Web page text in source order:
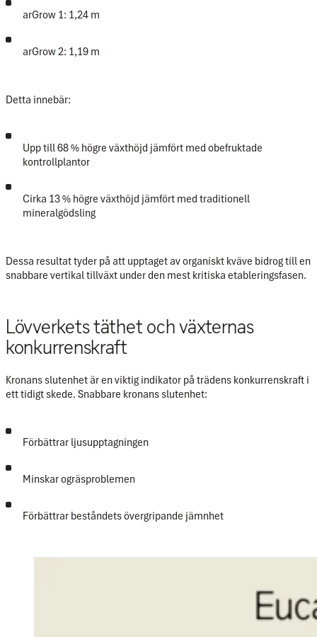
arGrow 1: 1,24 m
arGrow 2: 1,19 m
Detta innebär:
Upp till68 % högre växthöjd jämfört med obefruktade
kontrollplantor
Cirka 13 % högre växthöjd jämfört med traditionell
mineralgödsling
Dessa resultat tyder på att upptaget av organiskt kväve bidrog till en
snabbare vertikal tillväxt under den mest kritiska etableringsfasen.
Lövverkets täthet och växternas
konkurrenskraft
Kronans slutenhet är en viktig indikator på trädens konkurrenskraft i
ett tidigt skede. Snabbare kronans slutenhet:
Förbättrar ljusupptagningen
Minskar ogräsproblemen
Förbättrar beståndets övergripande jämnhet